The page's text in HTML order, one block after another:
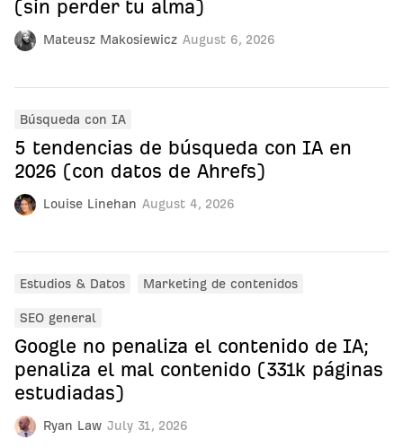
Mateusz Makosiewicz August 6, 2026
(sin perder tu alma)
Louise Linehan August 4, 2026
Búsqueda con IA
5 tendencias de búsqueda con IA en
2026 (con datos de Ahrefs)
Ryan Law July 31, 2026
Estudios & Datos Marketing de contenidos
SEO general
Google no penaliza el contenido de IA;
penaliza el mal contenido (331k páginas
estudiadas)